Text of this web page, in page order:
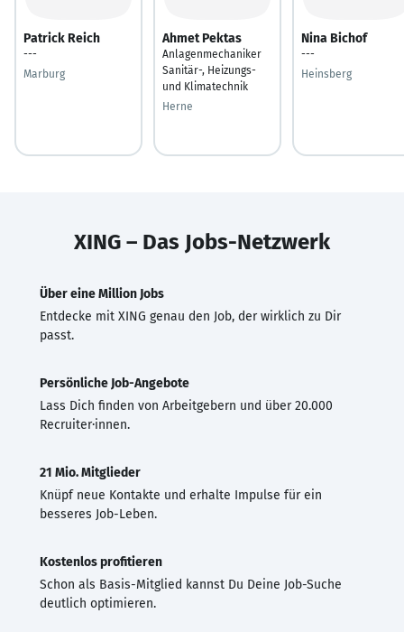
Patrick Reich
---
Marburg
Ahmet Pektas
Anlagenmechaniker
Sanitär-, Heizungs-
und Klimatechnik
Herne
Nina Bichof
---
Heinsberg
XING – Das Jobs-Netzwerk
Über eine Million Jobs
Entdecke mit XING genau den Job, der wirklich zu Dir
passt.
Persönliche Job-Angebote
Lass Dich finden von Arbeitgebern und über 20.000
Recruiter·innen.
21 Mio. Mitglieder
Knüpf neue Kontakte und erhalte Impulse für ein
besseres Job-Leben.
Kostenlos profitieren
Schon als Basis-Mitglied kannst Du Deine Job-Suche
deutlich optimieren.